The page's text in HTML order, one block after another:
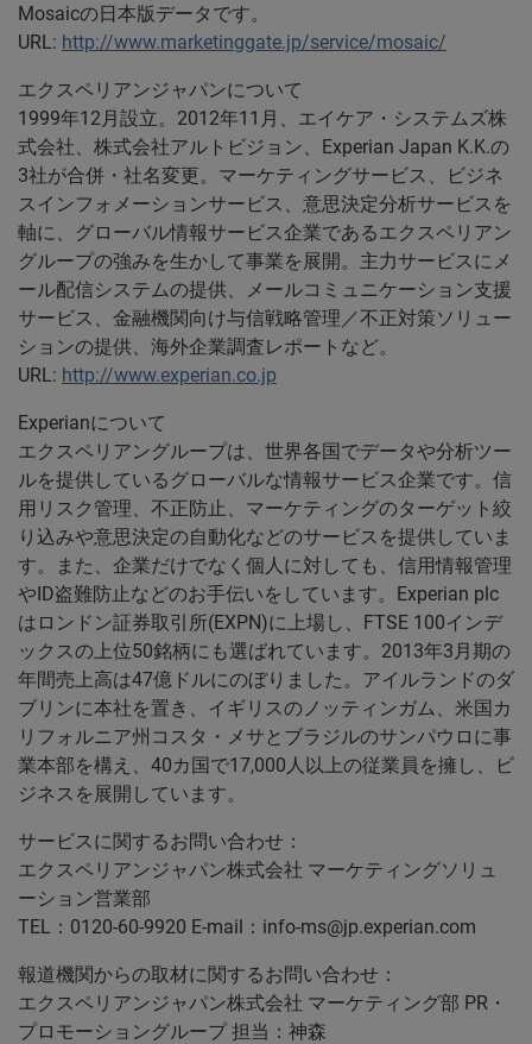
Mosaicの日本版データです。
URL: http://www.marketinggate.jp/service/mosaic/
エクスペリアンジャパンについて
1999年12月設立。2012年11月、エイケア・システムズ株
式会社、株式会社アルトビジョン、Experian Japan K.K.の
3社が合併・社名変更。マーケティングサービス、ビジネ
スインフォメーションサービス、意思決定分析サービスを
軸に、グローバル情報サービス企業であるエクスペリアン
グループの強みを生かして事業を展開。主力サービスにメ
ール配信システムの提供、メールコミュニケーション支援
サービス、金融機関向け与信戦略管理／不正対策ソリュー
ションの提供、海外企業調査レポートなど。
URL: http://www.experian.co.jp
Experianについて
エクスペリアングループは、世界各国でデータや分析ツー
ルを提供しているグローバルな情報サービス企業です。信
用リスク管理、不正防止、マーケティングのターゲット絞
り込みや意思決定の自動化などのサービスを提供していま
す。また、企業だけでなく個人に対しても、信用情報管理
やID盗難防止などのお手伝いをしています。Experian plc
はロンドン証券取引所(EXPN)に上場し、FTSE 100インデ
ックスの上位50銘柄にも選ばれています。2013年3月期の
年間売上高は47億ドルにのぼりました。アイルランドのダ
ブリンに本社を置き、イギリスのノッティンガム、米国カ
リフォルニア州コスタ・メサとブラジルのサンパウロに事
業本部を構え、40カ国で17,000人以上の従業員を擁し、ビ
ジネスを展開しています。
サービスに関するお問い合わせ：
エクスペリアンジャパン株式会社 マーケティングソリュ
ーション営業部
TEL：0120-60-9920 E-mail：info-ms@jp.experian.com
報道機関からの取材に関するお問い合わせ：
エクスペリアンジャパン株式会社 マーケティング部 PR・
プロモーショングループ 担当：神森